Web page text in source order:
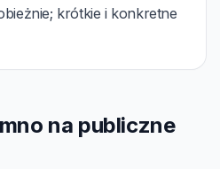
krótkie i konkretne
na publiczne